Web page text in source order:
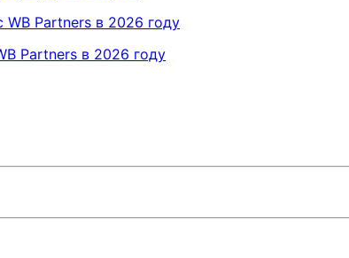
Partners в 2026 году